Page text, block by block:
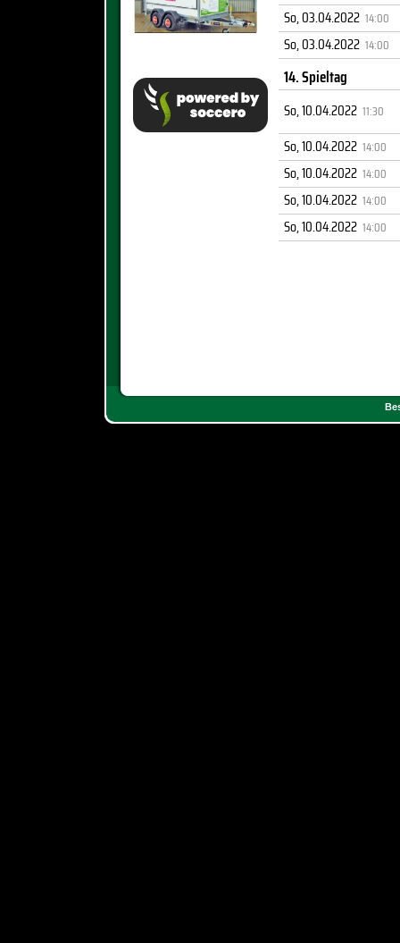
So, 03.04.2022 14:00
So, 03.04.2022 14:00
14. Spieltag
So, 10.04.2022 11:30
So, 10.04.2022 14:00
So, 10.04.2022 14:00
So, 10.04.2022 14:00
So, 10.04.2022 14:00